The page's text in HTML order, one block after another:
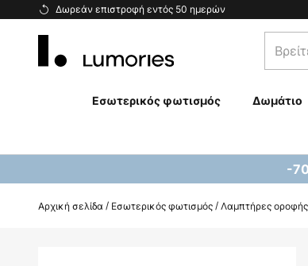
Δωρεάν επιστροφή εντός 50 ημερών
Μετάβαση
Βρείτε
το
σας...
Εσωτερικός φωτισμός Δωμάτιο
-
Αρχική σελίδα Εσωτερικός φωτισμός Λαμπτήρες οροφής